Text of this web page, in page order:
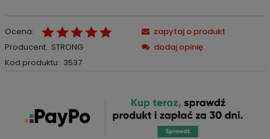
Ocena:
Producent: STRONG
Kod produktu: 3537
zapytaj o produkt
dodaj opinię